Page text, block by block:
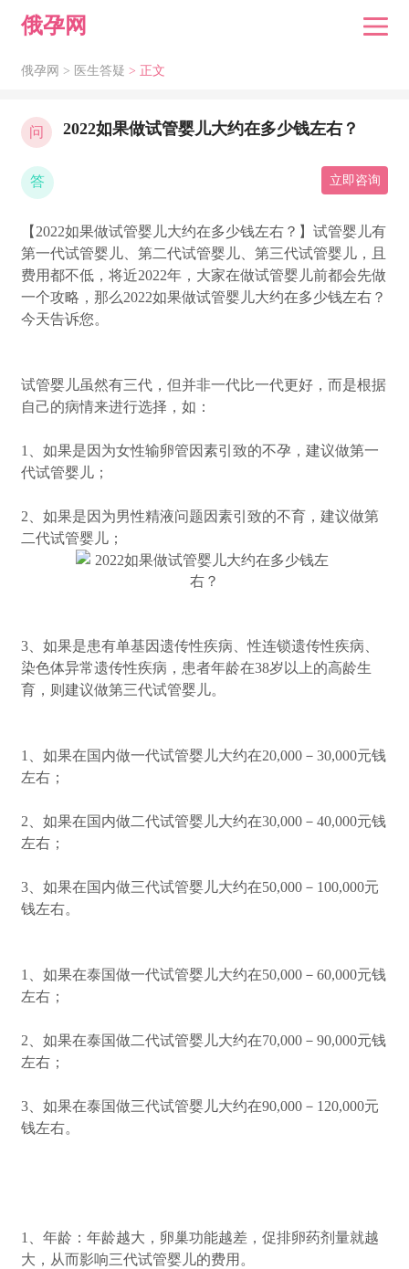
俄孕网
俄孕网 > 医生答疑 > 正文
问 2022如果做试管婴儿大约在多少钱左右？
答 立即咨询
【2022如果做试管婴儿大约在多少钱左右？】试管婴儿有
第一代试管婴儿、第二代试管婴儿、第三代试管婴儿，且
费用都不低，将近2022年，大家在做试管婴儿前都会先做
一个攻略，那么2022如果做试管婴儿大约在多少钱左右？
今天告诉您。
试管婴儿虽然有三代，但并非一代比一代更好，而是根据
自己的病情来进行选择，如：
1、如果是因为女性输卵管因素引致的不孕，建议做第一
代试管婴儿；
2、如果是因为男性精液问题因素引致的不育，建议做第
二代试管婴儿；
3、如果是患有单基因遗传性疾病、性连锁遗传性疾病、
染色体异常遗传性疾病，患者年龄在38岁以上的高龄生
育，则建议做第三代试管婴儿。
1、如果在国内做一代试管婴儿大约在20,000－30,000元钱
左右；
2、如果在国内做二代试管婴儿大约在30,000－40,000元钱
左右；
3、如果在国内做三代试管婴儿大约在50,000－100,000元
钱左右。
1、如果在泰国做一代试管婴儿大约在50,000－60,000元钱
左右；
2、如果在泰国做二代试管婴儿大约在70,000－90,000元钱
左右；
3、如果在泰国做三代试管婴儿大约在90,000－120,000元
钱左右。
1、年龄：年龄越大，卵巢功能越差，促排卵药剂量就越
大，从而影响三代试管婴儿的费用。